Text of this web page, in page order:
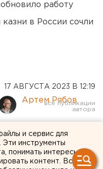
работу
в России сочли
17 АВГУСТА 2023 В 12:19
Артем Рябов
капремонт
и сервис для
Эти инструменты
понимать интересы
контент. Вся